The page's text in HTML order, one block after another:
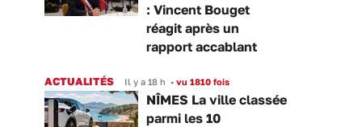
: Vincent Bouget
réagit après un
rapport accablant
ACTUALITÉS Il y a 18 h • vu 1810 fois
NÎMES La ville classée
parmi les 10